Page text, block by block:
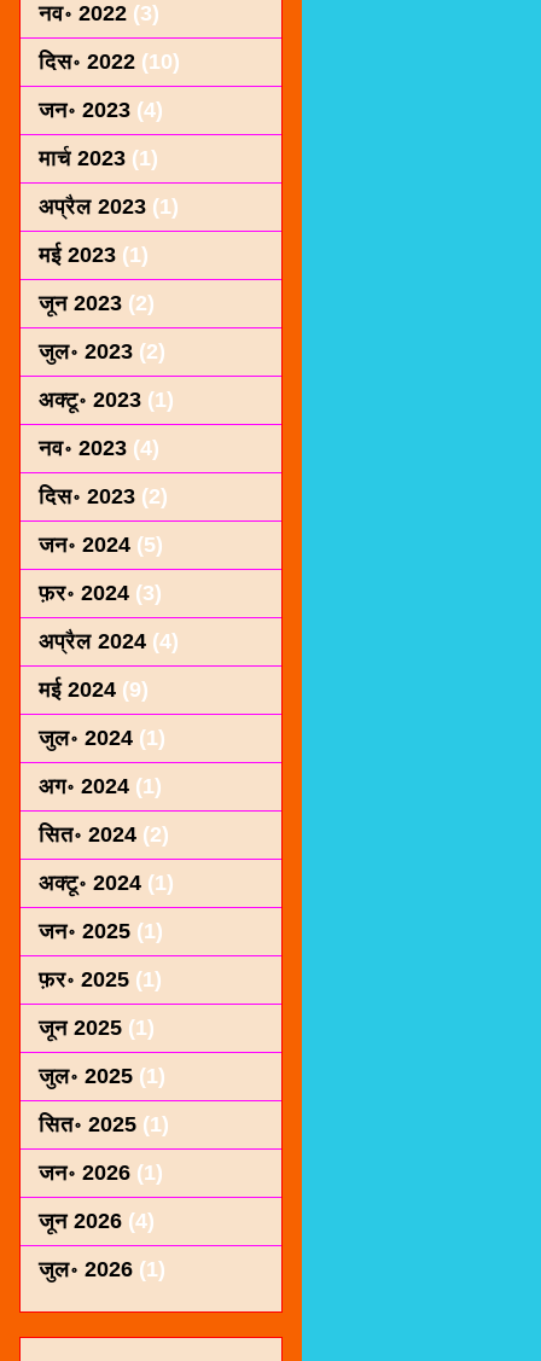
नव॰ 2022 (3)
दिस॰ 2022 (10)
जन॰ 2023 (4)
मार्च 2023 (1)
अप्रैल 2023 (1)
मई 2023 (1)
जून 2023 (2)
जुल॰ 2023 (2)
अक्टू॰ 2023 (1)
नव॰ 2023 (4)
दिस॰ 2023 (2)
जन॰ 2024 (5)
फ़र॰ 2024 (3)
अप्रैल 2024 (4)
मई 2024 (9)
जुल॰ 2024 (1)
अग॰ 2024 (1)
सित॰ 2024 (2)
अक्टू॰ 2024 (1)
जन॰ 2025 (1)
फ़र॰ 2025 (1)
जून 2025 (1)
जुल॰ 2025 (1)
सित॰ 2025 (1)
जन॰ 2026 (1)
जून 2026 (4)
जुल॰ 2026 (1)